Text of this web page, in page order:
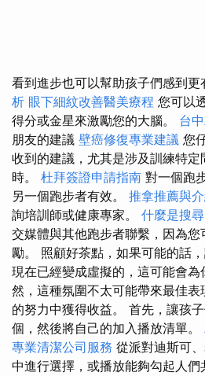
看到進步也可以幫助孩子們感到更
析 眼下細紋改善醫美療程 您可以
得分或金星來激勵您的大腦。 台
朋友的建議 壁癌修復專業建議 您
收到的建議，尤其是涉及訓練特
時。 杜拜簽證申請指南 對一個跑
另一個跑步者有效。 推拿推薦與
詢培訓師或健康專家。 什麼是搜
交媒體與其他跑步者聯繫，因為
勵。 照顧好茶點，如果可能的話
現在已經變成虛擬的，這可能會
然，這種氛圍不太可能帶來最佳
的努力中獲得收益。 首先，讓孩
個，然後將自己的加入播放清單。
專業清潔公司服務 從派對迪斯可
中進行選擇，或播放能夠勾起人們